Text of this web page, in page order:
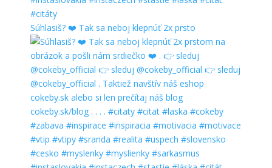
Súhlasiš? ❤️ Tak sa neboj klepnúť 2x prsto